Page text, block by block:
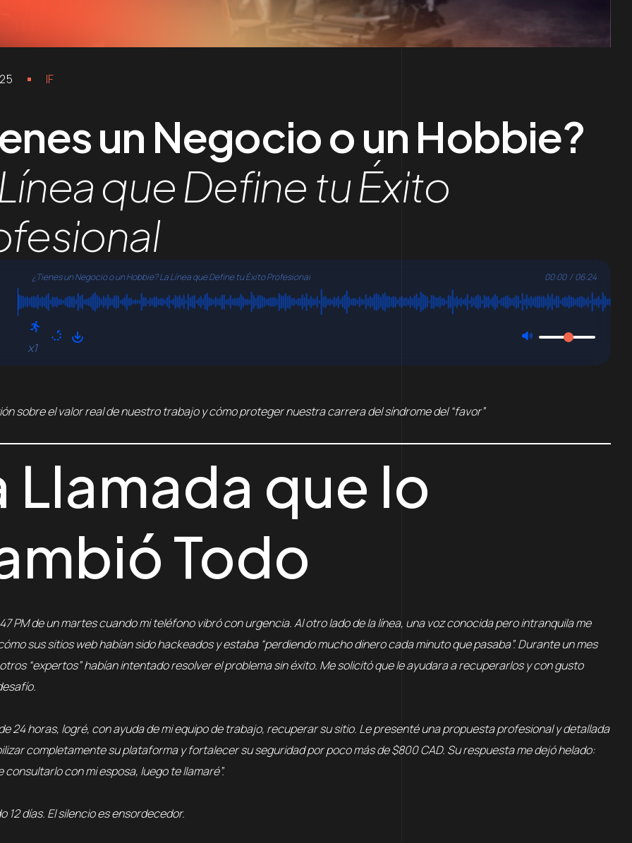
IF
un Negocio o un Hobbie?
que Define tu Éxito
¿Tienes un Negocio o un Hobbie?La Línea que Define tu Éxito Profesional 00:00 / 06:24
x1
sobre el valor real de nuestro trabajo y cómo proteger nuestra carrera del síndrome del “favor”
Llamada que lo
Todo
PM de un martes cuando mi teléfono vibró con urgencia. Al otro lado de la línea, una voz conocida pero intranquila me
sus sitios web habían sido hackeados y estaba “perdiendo mucho dinero cada minuto que pasaba”. Durante un mes
“expertos” habían intentado resolver el problema sin éxito. Me solicitó que le ayudara a recuperarlos y con gusto
24 horas, logré, con ayuda de mi equipo de trabajo, recuperar su sitio. Le presenté una propuesta profesional y detallada
completamente su plataforma y fortalecer su seguridad por poco más de $800 CAD. Su respuesta me dejó helado:
consultarlo con mi esposa, luego te llamaré”.
12 días. El silencio es ensordecedor.